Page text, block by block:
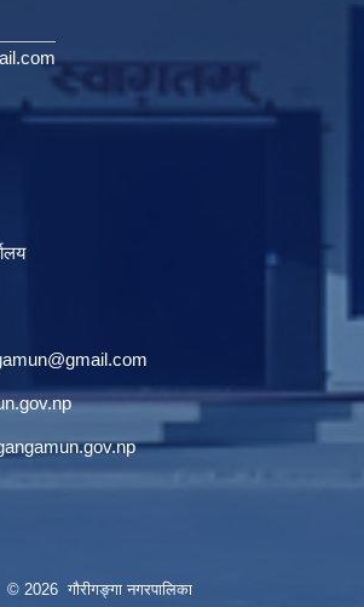
© 2026 गौरीगङ्गा नगरपालिका